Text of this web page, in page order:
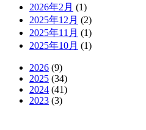
2026年2月 (1)
2025年12月 (2)
2025年11月 (1)
2025年10月 (1)
2026 (9)
2025 (34)
2024 (41)
2023 (3)